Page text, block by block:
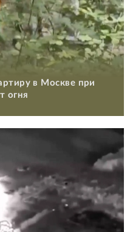
в Москве при
огня